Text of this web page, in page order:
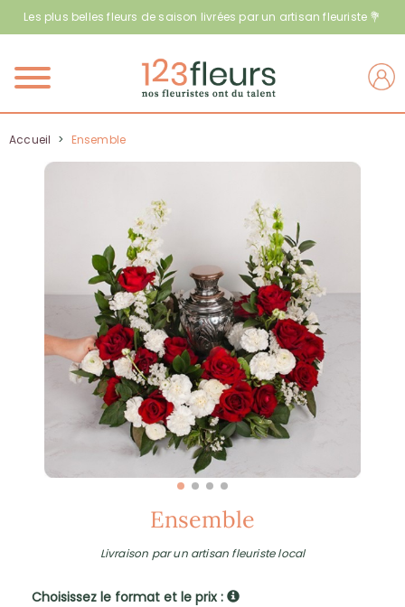
Les plus belles fleurs de saison livrées par un artisan fleuriste 💐
Menu
Accueil > Ensemble
Ensemble
Livraison par un artisan fleuriste local
Choisissez le format et le prix :